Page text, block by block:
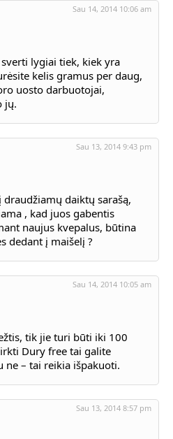
Sau 14, 2014 10:06 am
sverti lygiai tiek, kiek yra
kelis gramus per daug,
uosto darbuotojai,
jų.
Sau 13, 2014 9:43 pm
daiktų sarašą,
, kad juos gabentis
naujus kvepalus, būtina
dedant į maišelį ?
Sau 14, 2014 10:05 am
tik jie turi būti iki 100
Dury free tai galite
ne – tai reikia išpakuoti.
Sau 13, 2014 8:57 pm